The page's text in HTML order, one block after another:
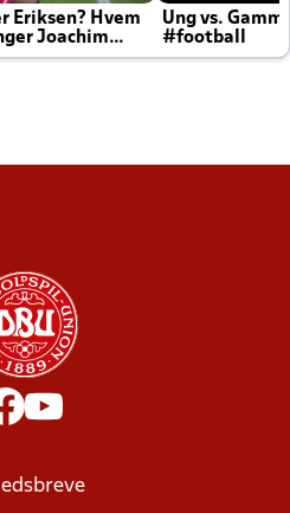
Eriksen? Hvem
Joachim
Ung vs.
#football